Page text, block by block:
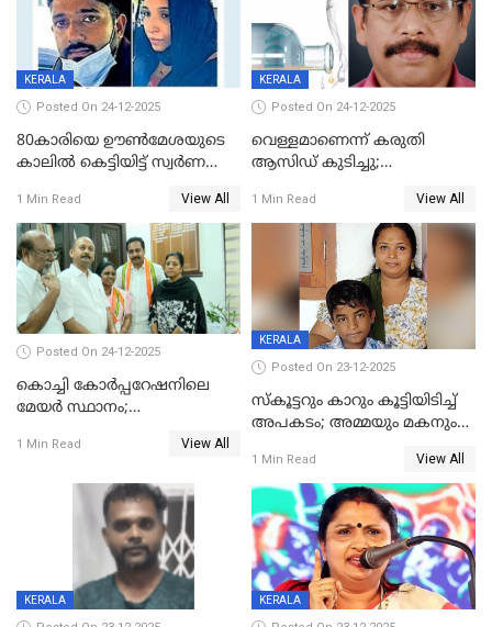
KERALA
Posted On 24-12-2025
80കാരിയെ ഊൺമേശയുടെ
കാലിൽ കെട്ടിയിട്ട് സ്വർണവും
കൊച്ചുമകനും സുഹൃത്തും
അറസ്റ്റിൽ
1 Min Read View All
KERALA
Posted On 24-12-2025
വെള്ളമാണെന്ന് കരുതി
ആസിഡ് കുടിച്ചു;
മരിച്ചു
1 Min Read View All
Posted On 24-12-2025
കൊച്ചി കോര്‍പ്പറേഷനിലെ
മേയര്‍ സ്ഥാനം;
രൂക്ഷം
1 Min Read View All
KERALA
Posted On 23-12-2025
സ്കൂട്ടറും കാറും കൂട്ടിയിടിച്ച്
അപകടം; അമ്മയും മകനും
ഗുരുതരാവസ്ഥയിൽ
1 Min Read View All
KERALA KERALA